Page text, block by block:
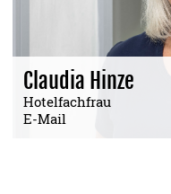
Claudia Hinze
Hotelfachfrau
E-Mail